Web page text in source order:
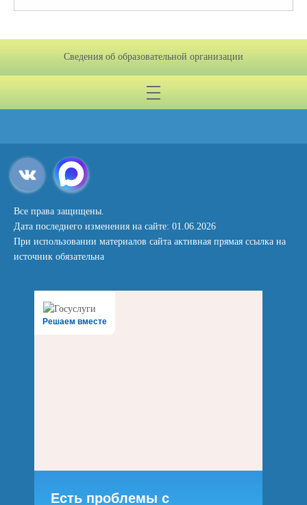
Сведения об образовательной организации
Все права защищены.
Дата последнего изменения на сайте: 01.06.2026
При использовании материалов сайта активная прямая ссылка на
источник обязательна
Решаем вместе
Есть проблемы с